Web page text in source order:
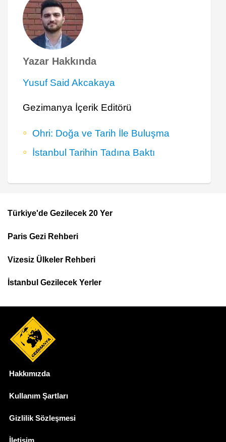
Yazar Hakkında
Yusuf Said Akcakaya
Gezimanya İçerik Editörü
Ohri: Doğa ve Tarih İle Buluşma
İstanbul Tarihin Tadına Baktı
Top
Menu
Türkiye'de Gezilecek 20 Yer
Paris Gezi Rehberi
Vizesiz Ülkeler Rehberi
İstanbul Gezilecek Yerler
Hakkımızda
Kullanım Şartları
Gizlilik Sözleşmesi
İletişim